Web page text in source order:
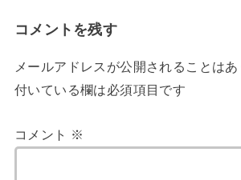
コメントを残す
メールアドレスが公開されることはあ
付いている欄は必須項目です
コメント ※